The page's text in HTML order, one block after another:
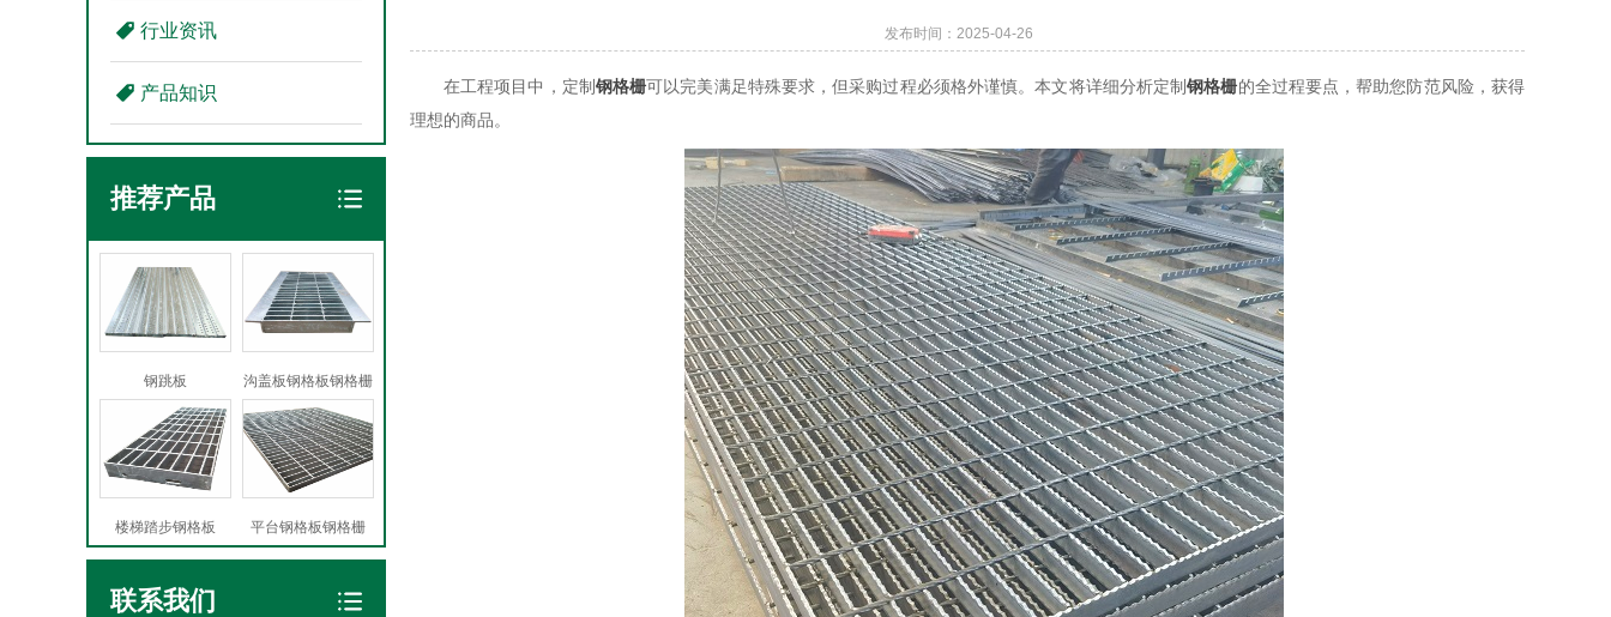
行业资讯
产品知识
推荐产品
钢跳板 沟盖板钢格板钢格栅
楼梯踏步钢格板 平台钢格板钢格栅
联系我们
发布时间：2025-04-26
在工程项目中，定制钢格栅可以完美满足特殊要求，但采购过程必须格外谨慎。本文将详细分析定制钢格栅的全过程要点，帮助您防范风险，获得
理想的商品。